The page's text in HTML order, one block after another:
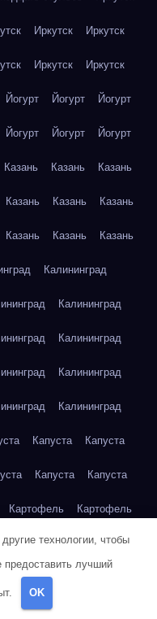
Иркутск Иркутск
Иркутск Иркутск
Йогурт Йогурт Йогурт
Йогурт Йогурт Йогурт
Казань Казань Казань
Казань Казань Казань
Казань Казань Казань
Калининград
Калининград
Калининград
Калининград
Калининград
Капуста Капуста
Капуста Капуста
Картофель Картофель
Картофель
Картофель
Кейптаун
технологии, чтобы
предоставить лучший
OK